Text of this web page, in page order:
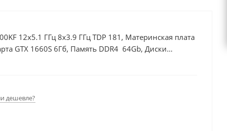
12x5.1 ГГц 8x3.9 ГГц TDP 181, Материнская плата
GTX 1660S 6Гб, Память DDR4 64Gb, Диски
дешевле?